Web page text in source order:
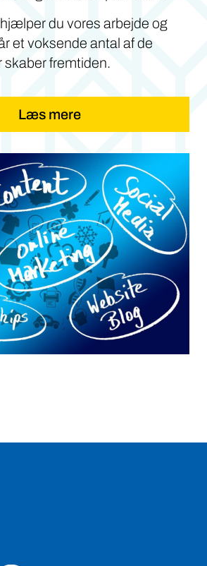
du vores arbejde og
et voksende antal af de
skaber fremtiden.
Læs mere